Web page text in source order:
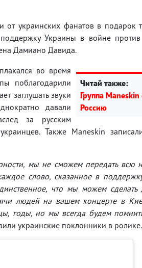
от украинских фанатов в подарок
Украины в войне
Дамиано Давида.
Читай также:
Группа Maneskin
Россию
во время
поблагодарили
заглушать звуки
давали
за русским
Также Maneskin
мы не сможем передать всю
слово, сказанное в
что мы можем
людей на вашем концерте в
годы, но мы всегда будем
украинские поклонники в ролике.